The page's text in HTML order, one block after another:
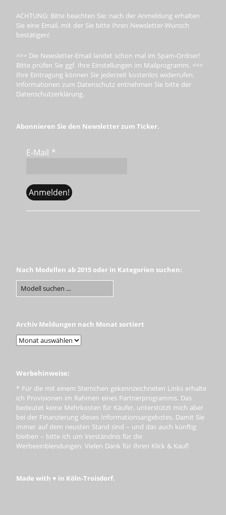
ACHTUNG: Bitte beachten Sie: nach der Anmeldung erhalten
Sie eine Email, mit der Sie bitte Ihren Newsletter-Wunsch
bestätigen!
>>> Die Newsletter-Email landet schon mal im Spam-Ordner!
Bitte prüfen Sie ggf. Ihre Einstellungen im Mailprogramm. <<<
Ihre Eintragung können Sie jederzeit kostenlos widerrufen.
Informationen zum Datenschutz entnehmen Sie bitte der
Datenschutzerklärung.
Abonnieren Sie den Newsletter zum Ticker.
E-Mail *
Nach Modellen ab 2015 oder in Kategorien suchen:
Archiv Meldungen nach Monat sortiert
Werbehinweise:
* Für die mit einem Sternchen gekennzeichneten Links erhalte
ich Provisionen im Rahmen eines Partnerprogramms. Das
bedeutet keine Mehrkosten für Käufer, unterstützt mich aber
bei der Finanzierung dieses Informationsangebotes. Damit Sie
immer auf dem neusten Stand sind – und das auch künftig
bleiben – bitte ich um Verständnis für die
Werbeeinblendungen. Vielen Dank für Ihren Klick & Kauf!
Made with ♥ in Köln-Troisdorf.